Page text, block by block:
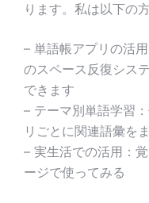
ります。私は以下の
– 単語帳アプリの活
のスペース反復シス
できます
– テーマ別単語学習
リごとに関連語彙を
– 実生活での活用：
ージで使ってみる